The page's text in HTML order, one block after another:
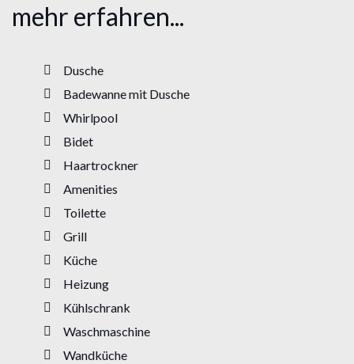
mehr erfahren...
Dusche
Badewanne mit Dusche
Whirlpool
Bidet
Haartrockner
Amenities
Toilette
Grill
Küche
Heizung
Kühlschrank
Waschmaschine
Wandküche